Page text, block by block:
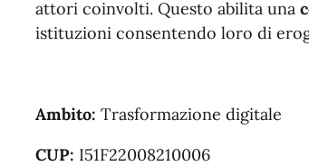
attori coinvolti. Questo abilita una
istituzioni consentendo loro di
Ambito: Trasformazione digitale
CUP: I51F22008210006